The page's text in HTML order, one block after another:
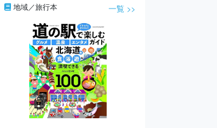
地域／旅行本 一覧 >>